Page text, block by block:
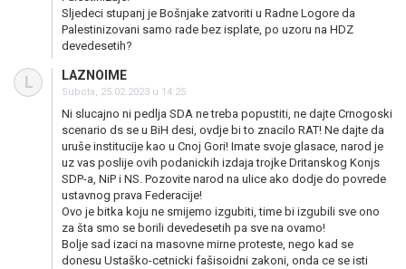
Sljedeci stupanj je Bošnjake zatvoriti u Radne Logore da
Palestinizovani samo rade bez isplate, po uzoru na HDZ
devedesetih?
L LAZNOIME
Subota, 25.02.2023 u 14:25
Ni slucajno ni pedlja SDA ne treba popustiti, ne dajte Crnogoski
scenario ds se u BiH desi, ovdje bi to znacilo RAT! Ne dajte da
uruše institucije kao u Cnoj Gori! Imate svoje glasace, narod je
uz vas poslije ovih podanickih izdaja trojke Dritanskog Konjs
SDP-a, NiP i NS. Pozovite narod na ulice ako dodje do povrede
ustavnog prava Federacije!
Ovo je bitka koju ne smijemo izgubiti, time bi izgubili sve ono
za šta smo se borili devedesetih pa sve na ovamo!
Bolje sad izaci na masovne mirne proteste, nego kad se
donesu Ustaško-cetnicki fašisoidni zakoni, onda ce se isti